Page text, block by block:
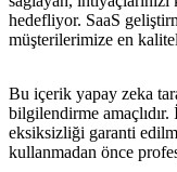
hedefliyor. SaaS
müşterilerimize en
Bu içerik yapay zeka
bilgilendirme
eksiksizliği garanti
kullanmadan önce